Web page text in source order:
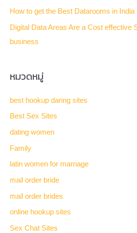
r
:
How to get the Best Datarooms in India
Digital Data Areas Are a Cost effective
business
หมวดหมู่
best hookup daring sites
Best Sex Sites
dating women
Family
latin women for marriage
mail order bride
mail order brides
online hookup sites
Sex Chat Sites